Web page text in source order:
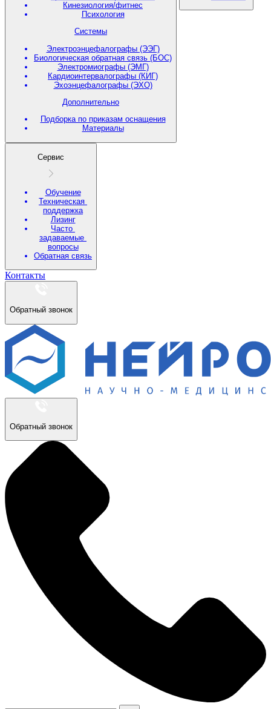
Кинезиология/фитнес
Психология
Системы
Электроэнцефалографы (ЭЭГ)
Биологическая обратная связь (БОС)
Электромиографы (ЭМГ)
Кардиоинтервалографы (КИГ)
Эхоэнцефалографы (ЭХО)
Дополнительно
Подборка по приказам оснащения
Материалы
Сервис
Обучение
Техническая
поддержка
Лизинг
Часто
задаваемые
вопросы
Обратная связь
Контакты
Обратный звонок
Обратный звонок